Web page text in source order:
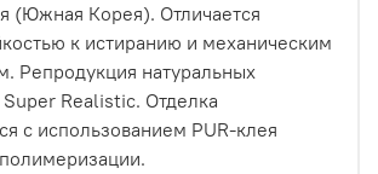
(Южная Корея). Отличается
к истиранию и механическим
Репродукция натуральных
Realistic. Отделка
с использованием PUR-клея